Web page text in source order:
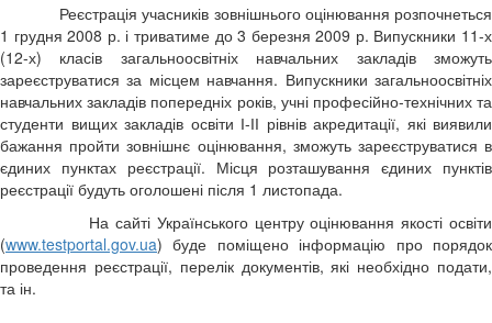
Реєстрація учасників зовнішнього оцінювання розпочнеться
1 грудня 2008 р. і триватиме до 3 березня 2009 р. Випускники 11-х
(12-х) класів загальноосвітніх навчальних закладів зможуть
зареєструватися за місцем навчання. Випускники загальноосвітніх
навчальних закладів попередніх років, учні професійно-технічних та
студенти вищих закладів освіти І-ІІ рівнів акредитації, які виявили
бажання пройти зовнішнє оцінювання, зможуть зареєструватися в
єдиних пунктах реєстрації. Місця розташування єдиних пунктів
реєстрації будуть оголошені після 1 листопада.
На сайті Українського центру оцінювання якості освіти
(www.testportal.gov.ua) буде поміщено інформацію про порядок
проведення реєстрації, перелік документів, які необхідно подати,
та ін.